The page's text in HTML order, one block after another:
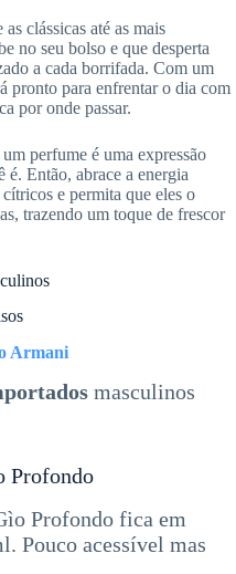
clássicas até as mais
no seu bolso e que desperta
a cada borrifada. Com um
pronto para enfrentar o dia com
por onde passar.
perfume é uma expressão
é. Então, abrace a energia
e permita que eles o
trazendo um toque de frescor
Armani
masculinos
Profondo
Profondo fica em
Pouco acessível mas